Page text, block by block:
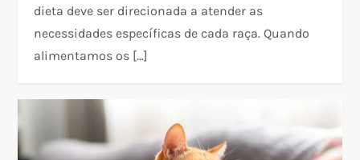
dieta deve ser direcionada a atender as
necessidades específicas de cada raça. Quando
alimentamos os […]